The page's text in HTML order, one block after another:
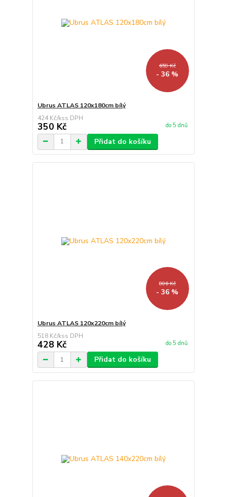
659 Kč
- 36 %
Ubrus ATLAS 120x180cm bílý
424 Kč/ks
350 Kč do 5 dnů
Přidat do košíku
806 Kč
- 36 %
Ubrus ATLAS 120x220cm bílý
518 Kč/ks
428 Kč do 5 dnů
Přidat do košíku